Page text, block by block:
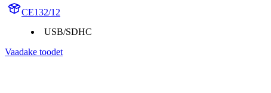
CE132/12
USB/SDHC
Vaadake toodet